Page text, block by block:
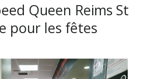
Queen Reims St
pour les fêtes